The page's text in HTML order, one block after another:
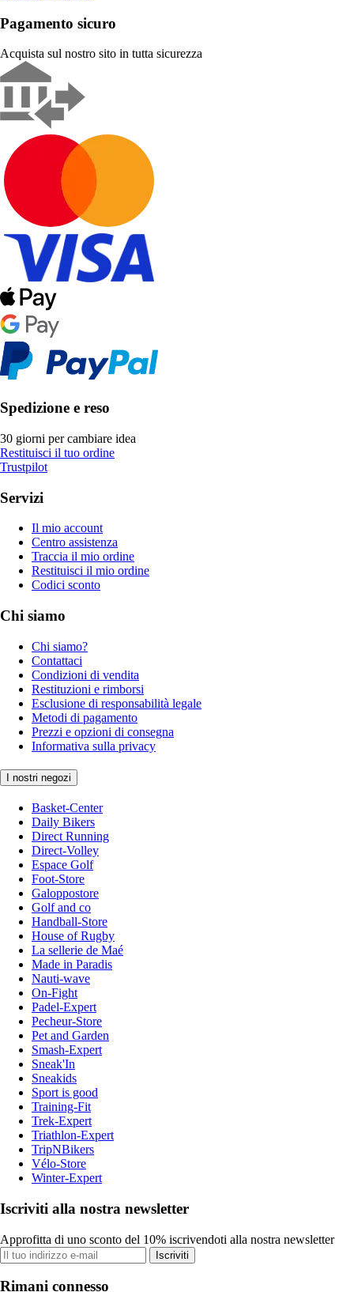
Pagamento sicuro
Acquista sul nostro sito in tutta sicurezza
Spedizione e reso
30 giorni per cambiare idea
Restituisci il tuo ordine
Trustpilot
Servizi
Il mio account
Centro assistenza
Traccia il mio ordine
Restituisci il mio ordine
Codici sconto
Chi siamo
Chi siamo?
Contattaci
Condizioni di vendita
Restituzioni e rimborsi
Esclusione di responsabilità legale
Metodi di pagamento
Prezzi e opzioni di consegna
Informativa sulla privacy
I nostri negozi
Basket-Center
Daily Bikers
Direct Running
Direct-Volley
Espace Golf
Foot-Store
Galoppostore
Golf and co
Handball-Store
House of Rugby
La sellerie de Maé
Made in Paradis
Nauti-wave
On-Fight
Padel-Expert
Pecheur-Store
Pet and Garden
Smash-Expert
Sneak'In
Sneakids
Sport is good
Training-Fit
Trek-Expert
Triathlon-Expert
TripNBikers
Vélo-Store
Winter-Expert
Iscriviti alla nostra newsletter
Approfitta di uno sconto del 10% iscrivendoti alla nostra newsletter
Iscriviti
Rimani connesso